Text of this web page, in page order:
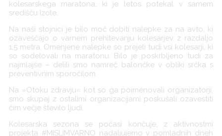
kolesarskega maratona, ki je letos potekal v samem
središču Izole.
Na naši stojnici je bilo moč dobiti nalepke za na avto, ki
ozaveščajo o varnem prehitevanju kolesarjev z razdaljo
1,5 metra. Omenjene nalepke so prejeli tudi vsi kolesarji, ki
so sodelovali na maratonu. Bilo je poskrbljeno tudi za
najmlajše – delili smo namreč balončke v obliki srčka s
preventivnim sporočilom.
Na »Otoku zdravju« kot so ga poimenovali organizatorji,
smo skupaj z ostalimi organizacijami poskušali ozavestiti
čim večje število ljudi.
Kolesarska sezona se počasi končuje, z aktivnostmi
projekta #MISLIMVARNO nadaljujemo v pomladnih dneh